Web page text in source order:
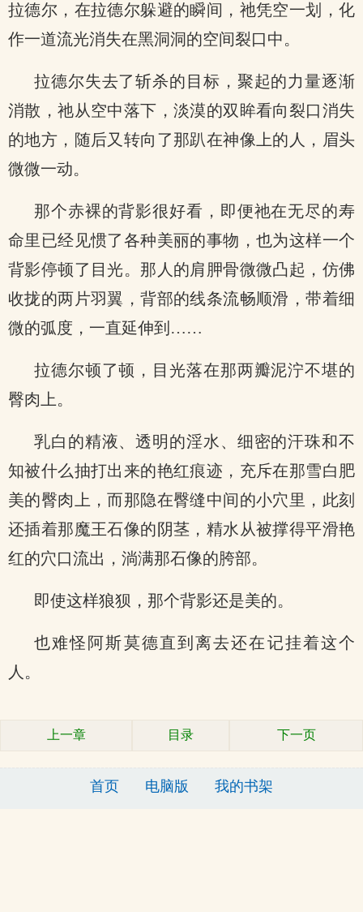
拉德尔，在拉德尔躲避的瞬间，祂凭空一划，化
作一道流光消失在黑洞洞的空间裂口中。
拉德尔失去了斩杀的目标，聚起的力量逐渐
消散，祂从空中落下，淡漠的双眸看向裂口消失
的地方，随后又转向了那趴在神像上的人，眉头
微微一动。
那个赤裸的背影很好看，即便祂在无尽的寿
命里已经见惯了各种美丽的事物，也为这样一个
背影停顿了目光。那人的肩胛骨微微凸起，仿佛
收拢的两片羽翼，背部的线条流畅顺滑，带着细
微的弧度，一直延伸到……
拉德尔顿了顿，目光落在那两瓣泥泞不堪的
臀肉上。
乳白的精液、透明的淫水、细密的汗珠和不
知被什么抽打出来的艳红痕迹，充斥在那雪白肥
美的臀肉上，而那隐在臀缝中间的小穴里，此刻
还插着那魔王石像的阴茎，精水从被撑得平滑艳
红的穴口流出，淌满那石像的胯部。
即使这样狼狈，那个背影还是美的。
也难怪阿斯莫德直到离去还在记挂着这个
人。
上一章 目录 下一页
首页 电脑版 我的书架